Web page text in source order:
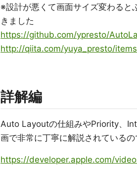
※設計が悪くて画面サイズ変わる
きました
https://github.com/ypresto/
http://qiita.com/yuya_presto/
詳解編
Auto Layoutの仕組みやPriority、
画で非常に丁寧に解説されている
https://developer.apple.com/